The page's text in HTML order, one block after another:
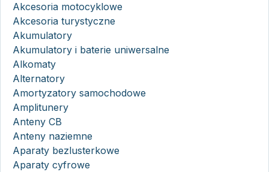
Akcesoria motocyklowe
Akcesoria turystyczne
Akumulatory
Akumulatory i baterie uniwersalne
Alkomaty
Alternatory
Amortyzatory samochodowe
Amplitunery
Anteny CB
Anteny naziemne
Aparaty bezlusterkowe
Aparaty cyfrowe